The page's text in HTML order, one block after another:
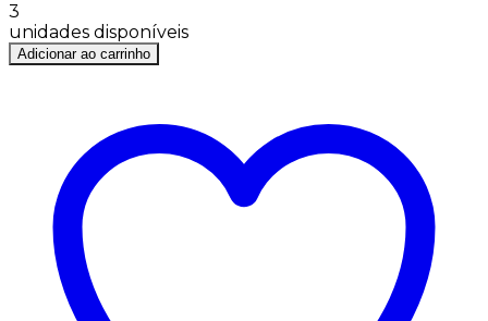
3
unidades disponíveis
Adicionar ao carrinho